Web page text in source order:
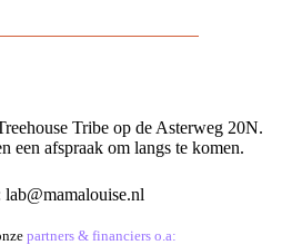
Tribe op de Asterweg 20N.
een afspraak om langs te komen.
lab@mamalouise.nl
partners & financiers o.a: